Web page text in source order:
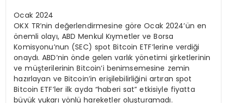
Ocak 2024
OKX TR’nin değerlendirmesine göre Ocak 2024’ün en
önemli olayı, ABD Menkul Kıymetler ve Borsa
Komisyonu’nun (SEC) spot Bitcoin ETF’lerine verdiği
onaydı. ABD’nin önde gelen varlık yönetimi şirketlerinin
ve müşterilerinin Bitcoin’i benimsemesine zemin
hazırlayan ve Bitcoin’in erişilebilirliğini artıran spot
Bitcoin ETF’ler ilk ayda “haberi sat” etkisiyle fiyatta
büyük yukarı yönlü hareketler oluşturamadı.